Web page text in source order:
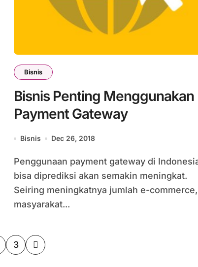
Bisnis
Bisnis Penting Menggunakan
Payment Gateway
Bisnis Dec 26, 2018
Penggunaan payment gateway di Indonesia
bisa diprediksi akan semakin meningkat.
Seiring meningkatnya jumlah e-commerce,
masyarakat...
3